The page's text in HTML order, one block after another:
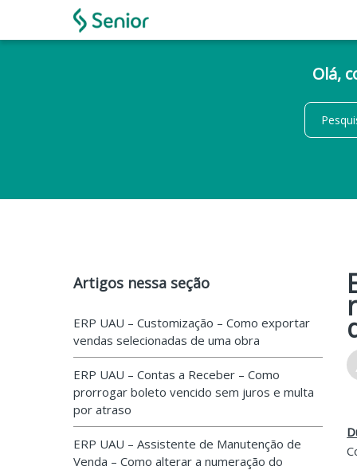
Olá,
Artigos nessa seção
ERP UAU – Customização – Como exportar
vendas selecionadas de uma obra
ERP UAU – Contas a Receber – Como
prorrogar boleto vencido sem juros e multa
por atraso
ERP UAU – Assistente de Manutenção de
Venda – Como alterar a numeração do